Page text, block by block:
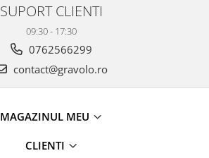
SUPORT CLIENTI
09:30 - 17:30
0762566299
contact@gravolo.ro
MAGAZINUL MEU
CLIENTI